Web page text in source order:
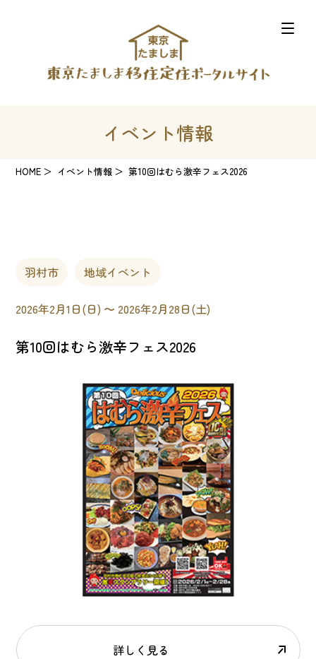
イベント情報
HOME イベント情報 第10回はむら激辛フェス2026
羽村市 地域イベント
2026年2月1日(日) 〜 2026年2月28日(土)
第10回はむら激辛フェス2026
詳しく見る